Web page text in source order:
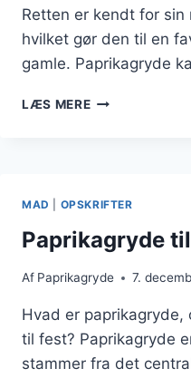
Retten er kendt for sin
hvilket gør den til en
gamle. Paprikagryde
LÆS MEREPAPRIKAGRYDE
MAD OPSKRIFTER
Paprikagryde
Af Paprikagryde 7.
Hvad er
til fest? Paprikagryde
stammer fra det